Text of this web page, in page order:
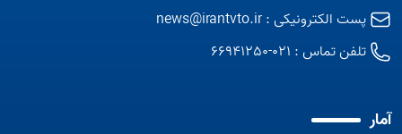
پست الکترونیکی :news@irantvto.ir
تلفن تماس : 021-66941250
آمار